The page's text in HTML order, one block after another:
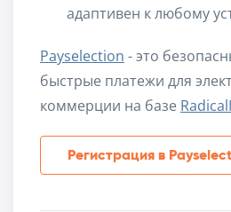
адаптивен к любому
Payselection - это
быстрые платежи для
коммерции на базе
Регистрация в